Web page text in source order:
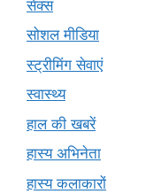
सेक्स
सोशल मीडिया
स्ट्रीमिंग सेवाएं
स्वास्थ्य
हाल की खबरें
हास्य अभिनेता
हास्य कलाकारों